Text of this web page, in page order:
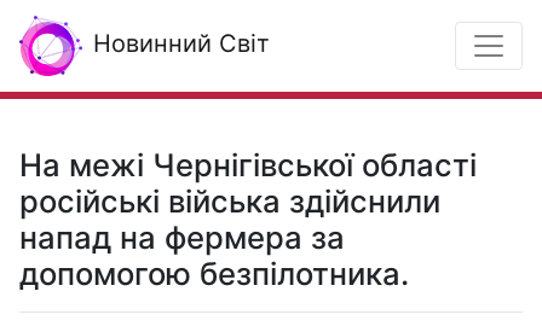
Новинний Світ
На межі Чернігівської області
російські війська здійснили
напад на фермера за
допомогою безпілотника.